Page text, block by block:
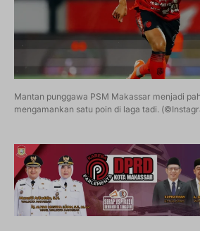
Mantan punggawa PSM Makassar menjadi
mengamankan satu poin di laga tadi.